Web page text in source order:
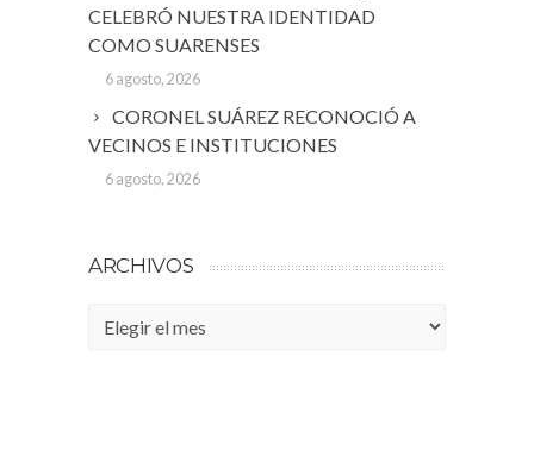
CELEBRÓ NUESTRA IDENTIDAD
COMO SUARENSES
6 agosto, 2026
CORONEL SUÁREZ RECONOCIÓ A
VECINOS E INSTITUCIONES
6 agosto, 2026
ARCHIVOS
Archivos